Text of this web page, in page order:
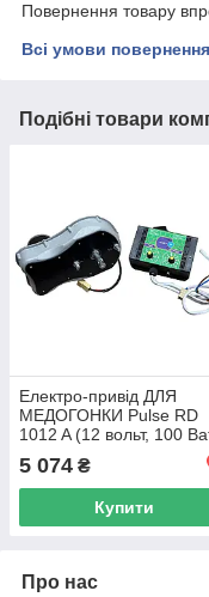
Повернення товару
Всі умови повернення
Подібні товари
Електро-привід ДЛЯ
МЕДОГОНКИ Pulse RD
1012 A (12 вольт, 100
медогонок
5 074 ₴
Купити
Про нас